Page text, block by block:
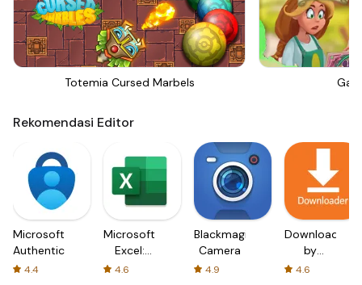
Totemia Cursed Marbels
Rekomendasi Editor
Microsoft
Authenticator
4.4
Microsoft
Excel:
Spreadsheets
4.6
Blackmagic
Camera
4.9
Downloader
by
AFTVnews
4.6